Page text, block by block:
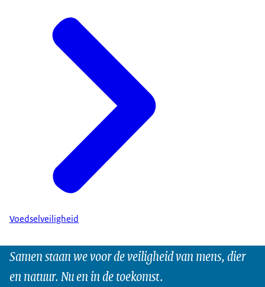
Voedselveiligheid
Samen staan we voor de veiligheid van mens, dier
en natuur. Nu en in de toekomst.